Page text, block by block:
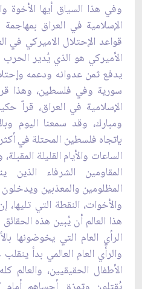
وفي هذا السياق أيها ‏الأخوة
الإسلامية في العراق بمهاجمة
قواعد ‏الإحتلال الاميركي في
الأميركي هو الذي يُدير
يدفع ثمن عدوانه ودعمه
سورية وفي فلسطين، وهذا
الإسلامية في العراق،
ومبارك، وقد سمعنا ‏اليوم
بإتجاه فلسطين المحتلة في
الساعات ‏والأيام القليلة
المقاومين الشرفاء
‏المظلومين والمعذبين ويدخلون
والأخوات، النقطة التي
هذا العالم أن يُبين هذه
الرأي العام التي يخوضونها
والرأي العام العالمي بدأ
الأطفال الحقيقيين، ‏والعالم